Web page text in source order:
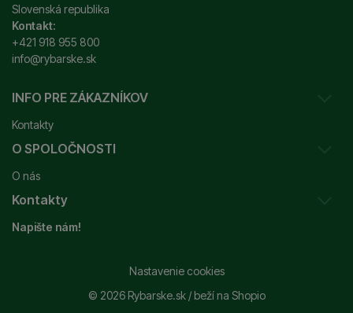
Slovenská republika
Kontakt:
+421 918 955 800
info@rybarske.sk
INFO PRE ZÁKAZNÍKOV
Kontakty
Sledovanie vašej zásielky
Ako reklamovať / vrátiť tovar
Obchodné podmienky
Odstúpenie od zmluvy
Nákup, doprava, doručenie
O SPOLOČNOSTI
O nás
Prečo nakupovať u nás?
Garancia najnižšej ceny
Kontakty
Napište nám!
Rybarske.sk - PNEUMATO s.r.o.
Nastavenie cookies
© 2026 Rybarske.sk / beží na Shopio